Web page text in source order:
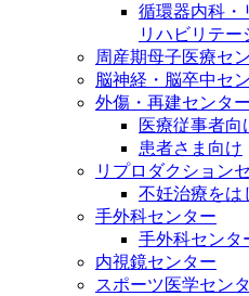
循環器内科
リハビリテー
周産期母子医療セ
脳神経・脳卒中セ
外傷・再建センター
医療従事者向
患者さま向け
リプロダクション
不妊治療をは
手外科センター
手外科センタ
内視鏡センター
スポーツ医学セン